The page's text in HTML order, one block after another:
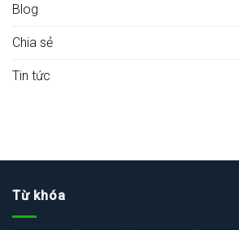
Blog
Chia sẻ
Tin tức
Từ khóa